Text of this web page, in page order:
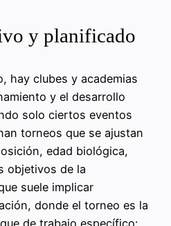
y planificado
hay clubes y academias
y el desarrollo
solo ciertos eventos
torneos que se ajustan
edad biológica,
objetivos de la
suele implicar
donde el torneo es la
de trabajo específico: